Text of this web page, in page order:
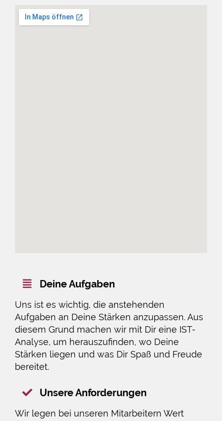
Deine Aufgaben
Uns ist es wichtig, die anstehenden
Aufgaben an Deine Stärken anzupassen. Aus
diesem Grund machen wir mit Dir eine IST-
Analyse, um herauszufinden, wo Deine
Stärken liegen und was Dir Spaß und Freude
bereitet.
Unsere Anforderungen
Wir legen bei unseren Mitarbeitern Wert